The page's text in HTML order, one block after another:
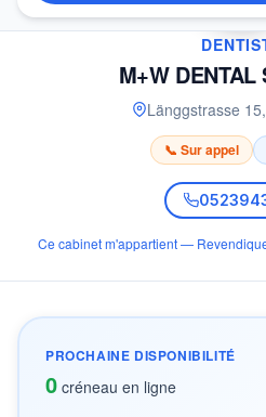
M+W DENTAL
Länggstrasse 15,
📞 Sur appel
Ce cabinet m'appartient —
PROCHAINE DISPONIBILITÉ
0 créneau en ligne